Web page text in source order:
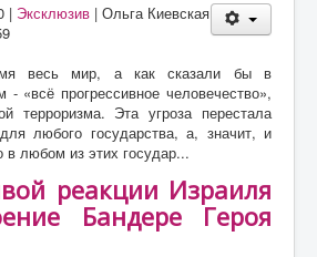
| Эксклюзив |Ольга Киевская
весь мир, а как сказали бы в
«всё прогрессивное человечество»,
терроризма. Эта угроза перестала
любого государства, а, значит, и
в любом из этих государ...
реакции Израиля
Бандере Героя